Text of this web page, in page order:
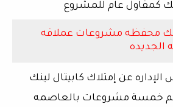
كمقاول عام للمشروع
محفظه مشروعات عملاقه
الجديده
عن إمتلاك كابيتال لينك
خمسة مشروعات بالعاصمه